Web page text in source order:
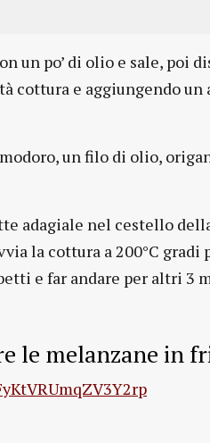
un po’ di olio e sale, poi
cottura e aggiungendo
un filo di olio,
adagiale nel cestello
la cottura a 200°C
e far andare per altri 3
le melanzane in